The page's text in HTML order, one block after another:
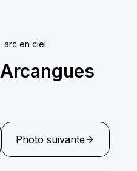
arc en ciel
Arcangues
Photo suivante